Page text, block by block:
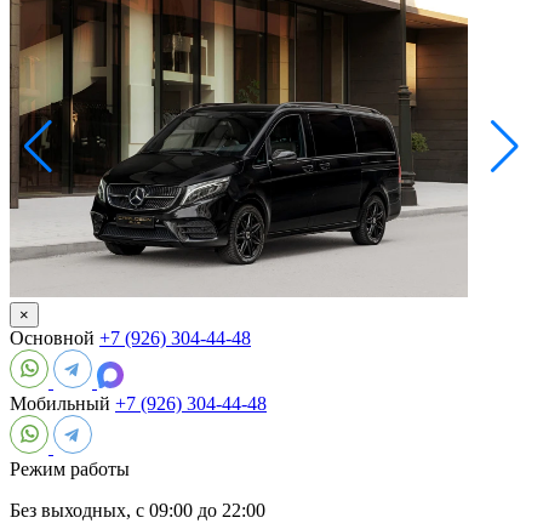
×
Основной +7 (926) 304-44-48
Мобильный +7 (926) 304-44-48
Режим работы
Без выходных, с 09:00 до 22:00